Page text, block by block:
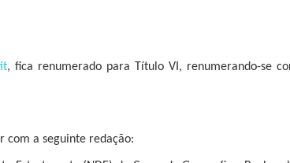
, fica renumerado para Título VI, renumerando-se
com a seguinte redação: